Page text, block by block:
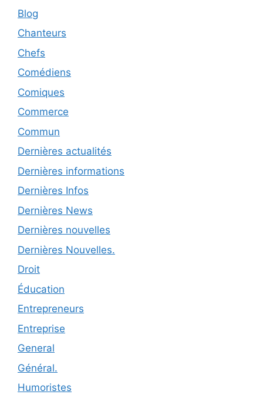
Blog
Chanteurs
Chefs
Comédiens
Comiques
Commerce
Commun
Dernières actualités
Dernières informations
Dernières Infos
Dernières News
Dernières nouvelles
Dernières Nouvelles.
Droit
Éducation
Entrepreneurs
Entreprise
General
Général.
Humoristes